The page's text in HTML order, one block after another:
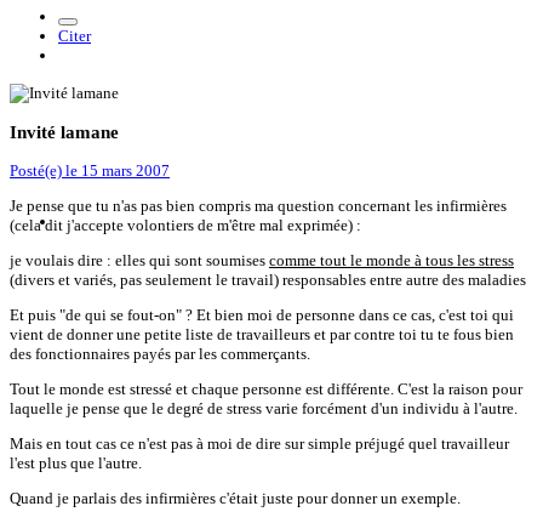
Citer
Invité lamane
Posté(e) le 15 mars 2007
Je pense que tu n'as pas bien compris ma question concernant les infirmières
(cela dit j'accepte volontiers de m'être mal exprimée) :
je voulais dire : elles qui sont soumises comme tout le monde à tous les stress
(divers et variés, pas seulement le travail) responsables entre autre des maladies
Et puis "de qui se fout-on" ? Et bien moi de personne dans ce cas, c'est toi qui
vient de donner une petite liste de travailleurs et par contre toi tu te fous bien
des fonctionnaires payés par les commerçants.
Tout le monde est stressé et chaque personne est différente. C'est la raison pour
laquelle je pense que le degré de stress varie forcément d'un individu à l'autre.
Mais en tout cas ce n'est pas à moi de dire sur simple préjugé quel travailleur
l'est plus que l'autre.
Quand je parlais des infirmières c'était juste pour donner un exemple.